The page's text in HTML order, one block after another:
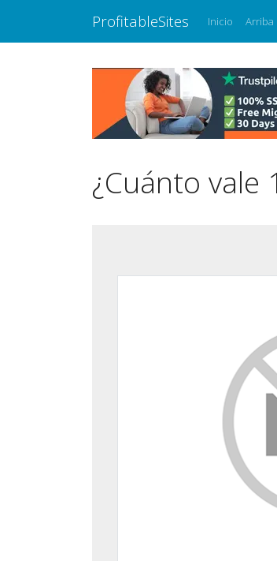
ProfitableSites Inicio Arriba
¿Cuánto vale